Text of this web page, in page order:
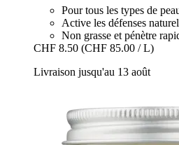
Pour tous les types de
Active les défenses
Non grasse et pénètre
CHF 8.50 (CHF 85.00 / L)
Livraison jusqu'au 13 août